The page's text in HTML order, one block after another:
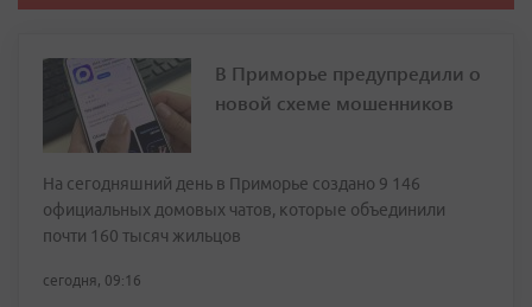
В Приморье предупредили о
новой схеме мошенников
На сегодняшний день в Приморье создано 9 146
официальных домовых чатов, которые объединили
почти 160 тысяч жильцов
сегодня, 09:16